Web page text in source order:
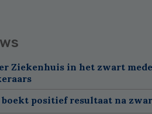
Ziekenhuis in het zwart
positief resultaat na